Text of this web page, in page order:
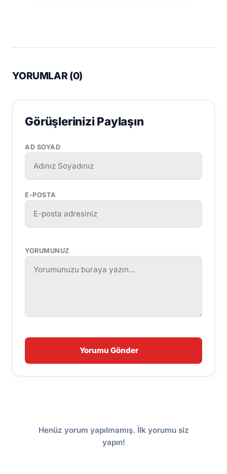
YORUMLAR (0)
Görüşlerinizi Paylaşın
AD SOYAD
E-POSTA
YORUMUNUZ
Yorumu Gönder
Henüz yorum yapılmamış. İlk yorumu siz
yapın!